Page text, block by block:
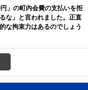
」の町内会費の支払いを拒
な」と言われました。正直
な拘束力はあるのでしょう